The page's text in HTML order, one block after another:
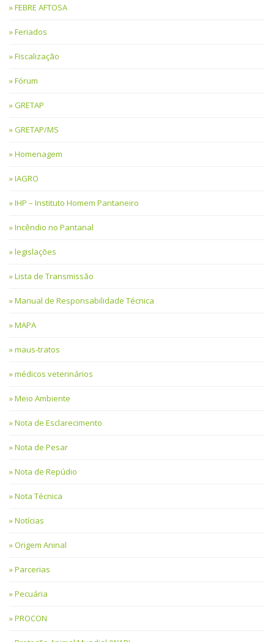
FEBRE AFTOSA
Feriados
Fiscalização
Fórum
GRETAP
GRETAP/MS
Homenagem
IAGRO
IHP – Instituto Homem Pantaneiro
Incêndio no Pantanal
legislações
Lista de Transmissão
Manual de Responsabilidade Técnica
MAPA
maus-tratos
médicos veterinários
Meio Ambiente
Nota de Esclarecimento
Nota de Pesar
Nota de Repúdio
Nota Técnica
Notícias
Origem Aninal
Parcerias
Pecuária
PROCON